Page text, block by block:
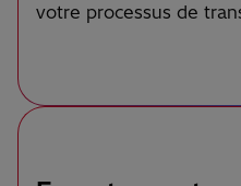
votre processus de